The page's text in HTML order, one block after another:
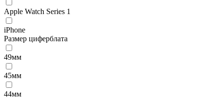
Apple Watch Series 1
iPhone
Размер циферблата
49мм
45мм
44мм